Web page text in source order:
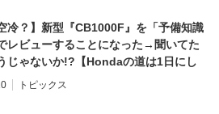
冷？】新型『CB1000F』を「予備知識
レビューすることになった→聞いてた
じゃないか!?【Hondaの道は1日にし
／CB1000F ①第一印象 編】
トピックス